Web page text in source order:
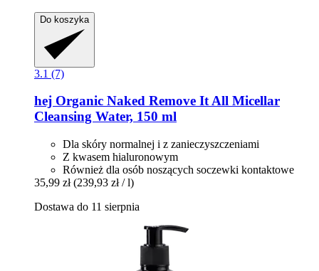
Do koszyka
3.1 (7)
hej Organic Naked Remove It All Micellar
Cleansing Water, 150 ml
Dla skóry normalnej i z zanieczyszczeniami
Z kwasem hialuronowym
Również dla osób noszących soczewki kontaktowe
35,99 zł (239,93 zł / l)
Dostawa do 11 sierpnia